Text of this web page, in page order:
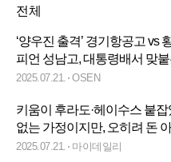
전체
‘양우진 출격’ 경기항공고 vs
피언 성남고, 대통령배서 맞
2025.07.21. OSEN
키움이 후라도·헤이수스 붙
없는 가정이지만, 오히려 돈
아니더라도 ‘생고생’
2025.07.21. 마이데일리